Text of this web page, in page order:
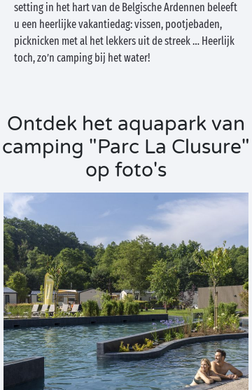
setting in het hart van de Belgische Ardennen beleeft
u een heerlijke vakantiedag: vissen, pootjebaden,
picknicken met al het lekkers uit de streek … Heerlijk
toch, zo’n camping bij het water!
Ontdek het aquapark van
camping "Parc La Clusure"
op foto's